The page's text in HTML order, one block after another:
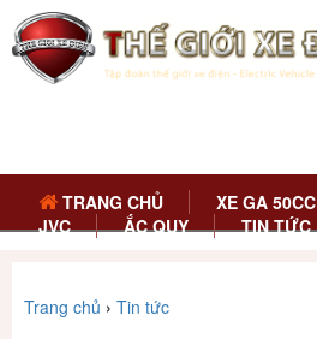
TRANG CHỦ XE GA 50CC
JVC
ẮC QUY TIN TỨC
Trang chủ › Tin tức